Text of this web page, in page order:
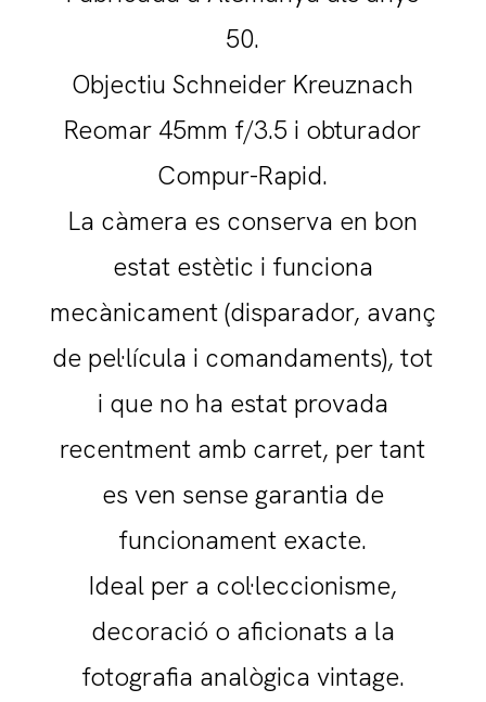
50.
Objectiu Schneider Kreuznach
Reomar 45mm f/3.5 i obturador
Compur-Rapid.
La càmera es conserva en bon
estat estètic i funciona
mecànicament (disparador, avanç
de pel·lícula i comandaments), tot
i que no ha estat provada
recentment amb carret, per tant
es ven sense garantia de
funcionament exacte.
Ideal per a col·leccionisme,
decoració o aficionats a la
fotografia analògica vintage.